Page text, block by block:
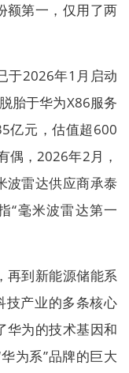
额第一，仅用了两
于2026年1月启动
胎于华为X86服务
亿元，估值超600
偶，2026年2月，
波雷达供应商承泰
“毫米波雷达第一
再到新能源储能系
技产业的多条核心
华为的技术基因和
为系”品牌的巨大